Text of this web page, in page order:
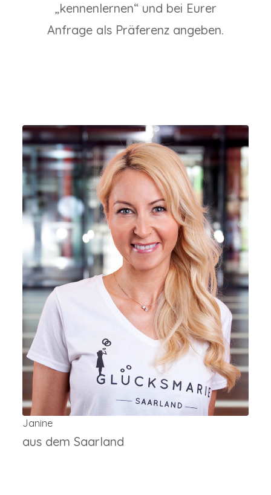
„kennenlernen“ und bei Eurer
Anfrage als Präferenz angeben.
Janine
aus dem Saarland